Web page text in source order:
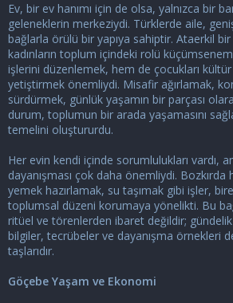
Ev, bir ev hanımı için de olsa, yalnızca bir
geleneklerin merkeziydi. Türklerde aile,
bağlarla örülü bir yapıya sahiptir. Ataerkil
kadınların toplum içindeki rolü
işlerini düzenlemek, hem de çocukları
yetiştirmek önemliydi. Misafir ağırlamak,
sürdürmek, günlük yaşamın bir parçası
durum, toplumun bir arada yaşamasını
temelini oluştururdu.
Her evin kendi içinde sorumlulukları vardı,
dayanışması çok daha önemliydi.
yemek hazırlamak, su taşımak gibi işler,
toplumsal düzeni korumaya yönelikti. Bu
ritüel ve törenlerden ibaret değildir;
bilgiler, tecrübeler ve dayanışma örnekleri
taşlarıdır.
Göçebe Yaşam ve Ekonomi